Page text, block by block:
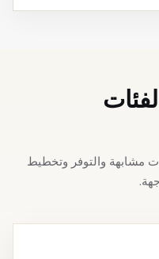
مشابهة والتوفر وتخطيط